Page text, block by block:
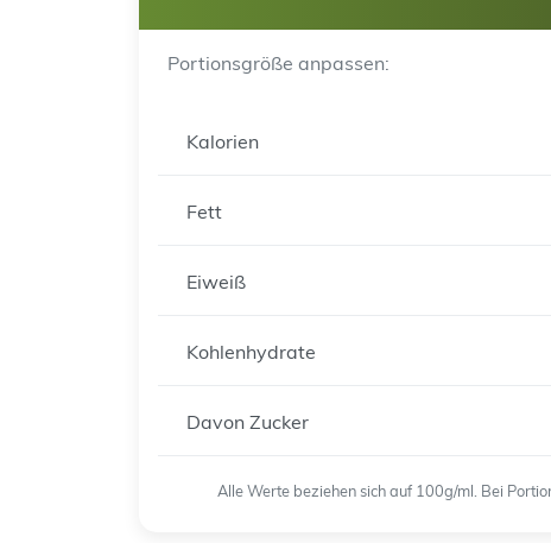
Portionsgröße anpassen:
Kalorien
Fett
Eiweiß
Kohlenhydrate
Davon Zucker
Alle Werte beziehen sich auf 100g/ml. Bei